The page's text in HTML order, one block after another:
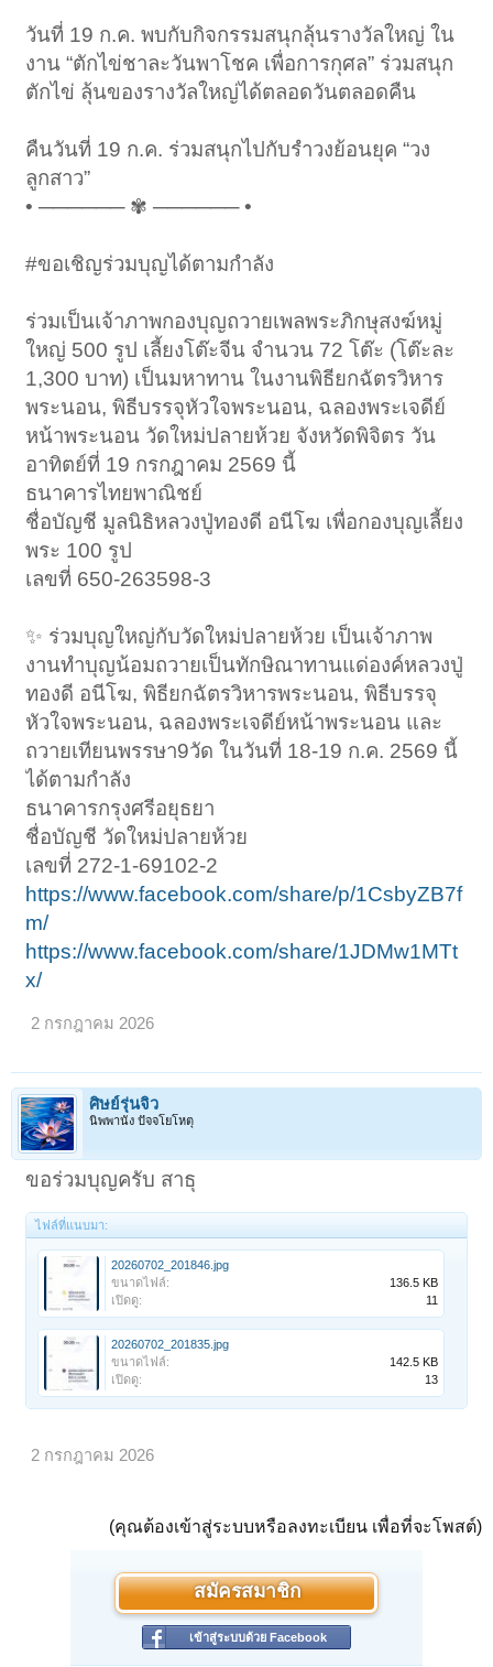
วันที่ 19 ก.ค. พบกับกิจกรรมสนุกลุ้นรางวัลใหญ่ ใน
งาน “ตักไข่ชาละวันพาโชค เพื่อการกุศล” ร่วมสนุก
ตักไข่ ลุ้นของรางวัลใหญ่ได้ตลอดวันตลอดคืน
คืนวันที่ 19 ก.ค. ร่วมสนุกไปกับรำวงย้อนยุค “วง
ลูกสาว”
• ────── ✾ ────── •
#ขอเชิญร่วมบุญได้ตามกำลัง
ร่วมเป็นเจ้าภาพกองบุญถวายเพลพระภิกษุสงฆ์หมู่
ใหญ่ 500 รูป เลี้ยงโต๊ะจีน จำนวน 72 โต๊ะ (โต๊ะละ
1,300 บาท) เป็นมหาทาน ในงานพิธียกฉัตรวิหาร
พระนอน, พิธีบรรจุหัวใจพระนอน, ฉลองพระเจดีย์
หน้าพระนอน วัดใหม่ปลายห้วย จังหวัดพิจิตร วัน
อาทิตย์ที่ 19 กรกฎาคม 2569 นี้
ธนาคารไทยพาณิชย์
ชื่อบัญชี มูลนิธิหลวงปู่ทองดี อนีโฆ เพื่อกองบุญเลี้ยง
พระ 100 รูป
เลขที่ 650-263598-3
✨️ ร่วมบุญใหญ่กับวัดใหม่ปลายห้วย เป็นเจ้าภาพ
งานทำบุญน้อมถวายเป็นทักษิณาทานแด่องค์หลวงปู่
ทองดี อนีโฆ, พิธียกฉัตรวิหารพระนอน, พิธีบรรจุ
หัวใจพระนอน, ฉลองพระเจดีย์หน้าพระนอน และ
ถวายเทียนพรรษา9วัด ในวันที่ 18-19 ก.ค. 2569 นี้
ได้ตามกำลัง
ธนาคารกรุงศรีอยุธยา
ชื่อบัญชี วัดใหม่ปลายห้วย
เลขที่ 272-1-69102-2
https://www.facebook.com/share/p/1CsbyZB7f
m/
https://www.facebook.com/share/1JDMw1MTt
x/
2 กรกฎาคม 2026
ศิษย์รุ่นจิ๋ว
นิพพานัง ปัจจโยโหตุ
ขอร่วมบุญครับ สาธุ
ไฟล์ที่แนบมา:
20260702_201846.jpg
ขนาดไฟล์:
136.5 KB
เปิดดู:
11
20260702_201835.jpg
ขนาดไฟล์:
142.5 KB
เปิดดู:
13
2 กรกฎาคม 2026
(คุณต้องเข้าสู่ระบบหรือลงทะเบียน เพื่อที่จะโพสต์)
สมัครสมาชิก
เข้าสู่ระบบด้วย Facebook